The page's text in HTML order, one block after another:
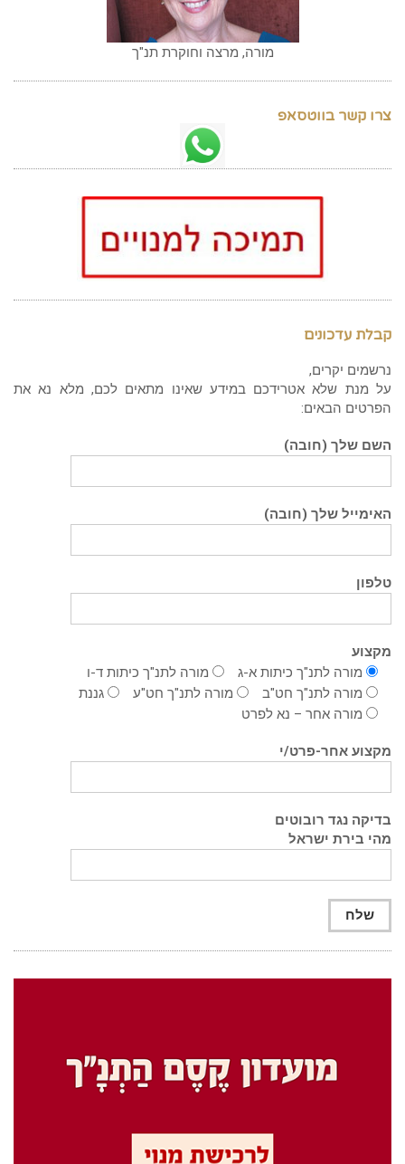
מורה, מרצה וחוקרת תנ"ך
צרו קשר בווטסאפ
קבלת עדכונים
נרשמים יקרים,
על מנת שלא אטרידכם במידע שאינו מתאים לכם, מלא נא את
הפרטים הבאים:
השם שלך (חובה)
האימייל שלך (חובה)
טלפון
מקצוע
מורה לתנ"ך כיתות א-ג
מורה לתנ"ך כיתות ד-ו
מורה לתנ"ך חט"ב
מורה לתנ"ך חט"ע
גננת
מורה אחר – נא לפרט
מקצוע אחר-פרט/י
בדיקה נגד רובוטים
מהי בירת ישראל